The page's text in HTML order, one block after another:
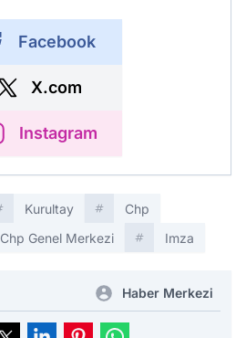
Facebook
X.com
Instagram
Kurultay
Chp
Chp Genel Merkezi Imza
Haber Merkezi